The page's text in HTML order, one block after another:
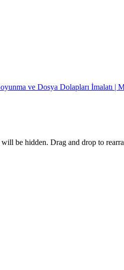
ve Dosya Dolapları İmalatı |
be hidden. Drag and drop to